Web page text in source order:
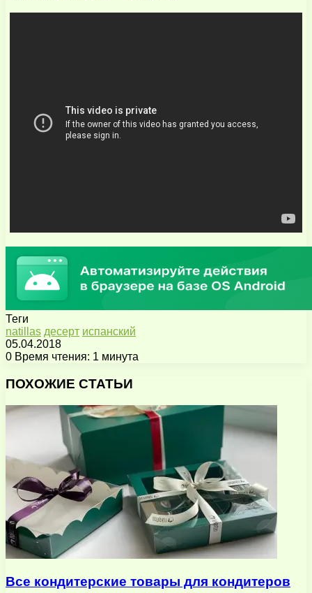
Теги
natillas десерт испанский
05.04.2018
0 Время чтения: 1 минута
через
почту
ПОХОЖИЕ СТАТЬИ
Все кондитерские товары для кондитеров